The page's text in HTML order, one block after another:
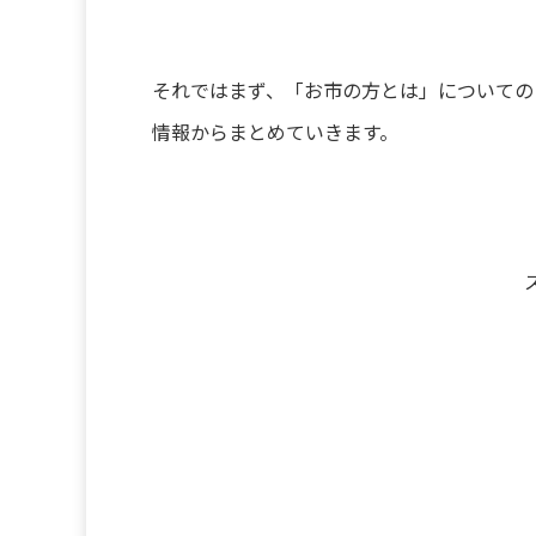
それではまず、「お市の方とは」についての
情報からまとめていきます。